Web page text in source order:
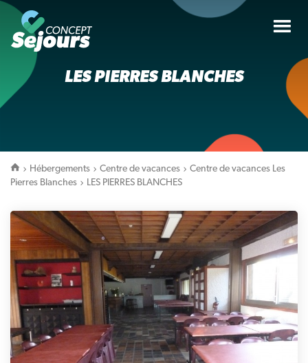
LES PIERRES BLANCHES
Hébergements Centre de vacances
Centre de vacances Les
Pierres Blanches
LES PIERRES BLANCHES